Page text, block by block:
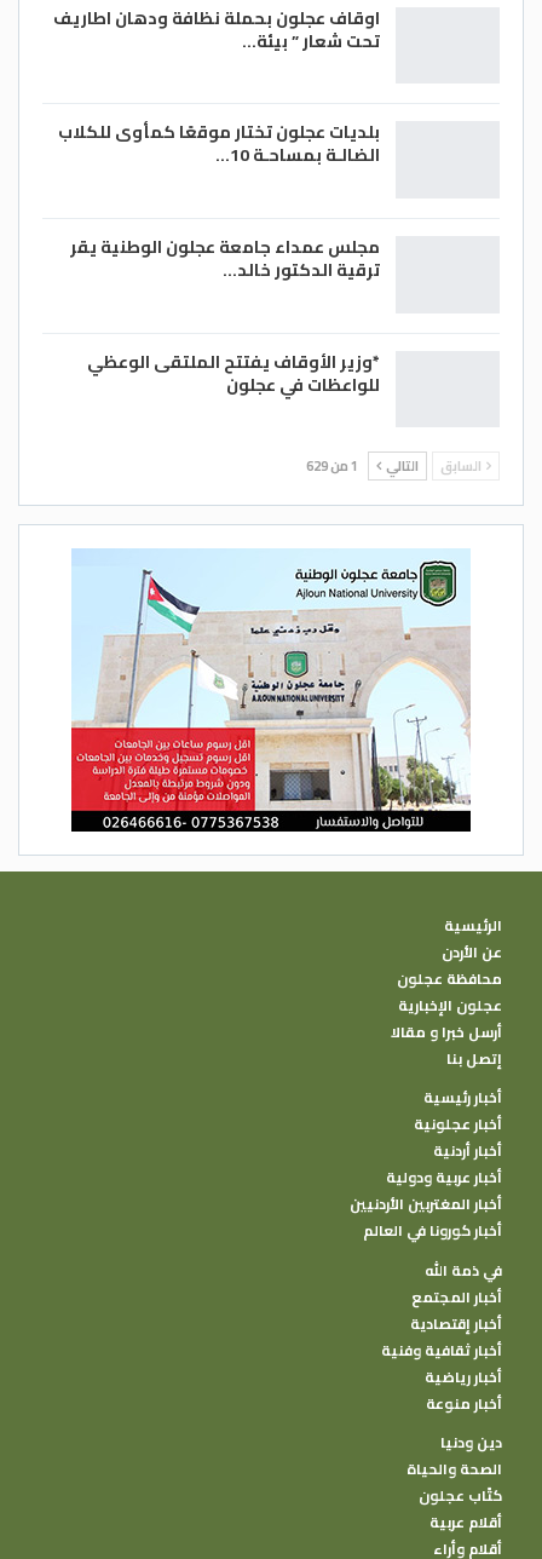
اوقاف عجلون بحملة نظافة ودهان اطاريف
تحت شعار ” بيئة…
بلديات عجلون تختار موقعًا كمأوى للكلاب
الضالـة بمساحـة 10…
مجلس عمداء جامعة عجلون الوطنية يقر
ترقية الدكتور خالد…
*وزير الأوقاف يفتتح الملتقى الوعظي
للواعظات في عجلون
السابق التالي 1 من 629
الرئيسية
عن الأردن
محافظة عجلون
عجلون الإخبارية
أرسل خبرا و مقالا
إتصل بنا
أخبار رئيسية
أخبار عجلونية
أخبار أردنية
أخبار عربية ودولية
أخبار المغتربين الأردنيين
أخبار كورونا في العالم
في ذمة الله
أخبار المجتمع
أخبار إقتصادية
أخبار ثقافية وفنية
أخبار رياضية
أخبار منوعة
دين ودنيا
الصحة والحياة
كتًاب عجلون
أقلام عربية
أقلام وأراء